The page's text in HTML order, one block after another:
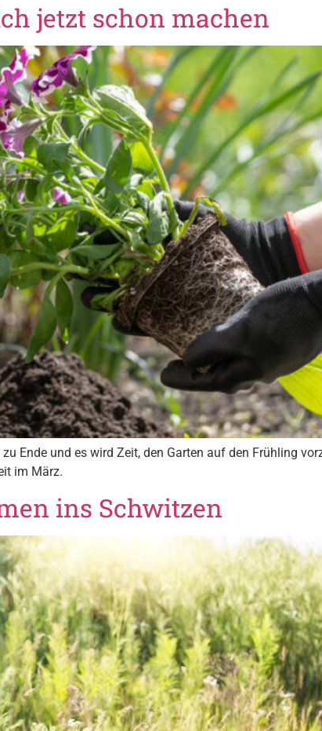
jetzt schon machen
Ende und es wird Zeit, den Garten auf den Frühling
im März.
ins Schwitzen